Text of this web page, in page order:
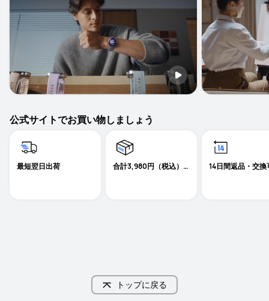
公式サイトでお買い物しましょう
最短翌日出荷
合計3,980円（税込）
14日間返品・交換
トップに戻る